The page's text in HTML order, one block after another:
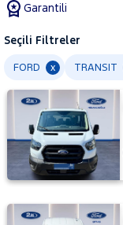
Garantili
Tüm
Araçlar
AUDI
BMC
BMW
BYD
Seçili Filtreler
FORD x TRANSIT